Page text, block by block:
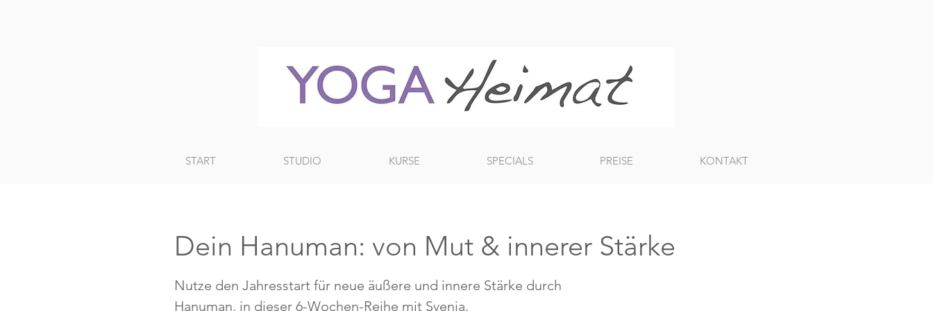
START STUDIO KURSE SPECIALS PREISE KONTAKT
Dein Hanuman: von Mut & innerer Stärke
Nutze den Jahresstart für neue äußere und innere Stärke durch
Hanuman, in dieser 6-Wochen-Reihe mit Svenja.